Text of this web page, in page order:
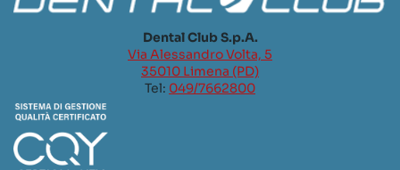
Dental Club S.p.A.
Via Alessandro Volta, 5
35010 Limena (PD)
Tel: 049/7662800